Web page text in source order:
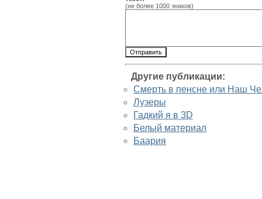
(не более 1000 знаков)
Другие публикации:
Смерть в пенсне или Наш
Лузеры
Гадкий я в 3D
Белый материал
Баария